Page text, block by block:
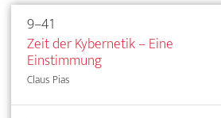
9–41
Zeit der Kybernetik – Eine
Einstimmung
Claus Pias